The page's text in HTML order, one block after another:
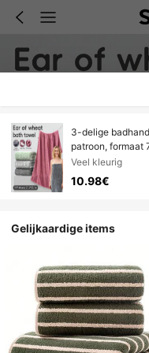
3-delige
patroon, formaat
geschikt voor
handdoek
Veel kleurig
10.98€
Gelijkaardige items